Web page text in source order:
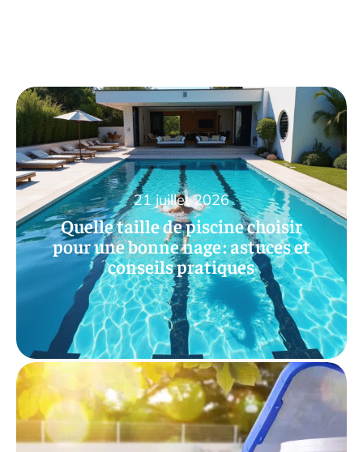
Quelle taille de piscine choisir
pour une bonne nage : astuces et
conseils pratiques
21 juillet 2026